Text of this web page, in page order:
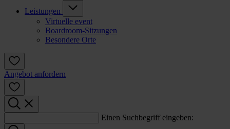
Leistungen
Virtuelle event
Boardroom-Sitzungen
Besondere Orte
Angebot anfordern
Einen Suchbegriff eingeben: